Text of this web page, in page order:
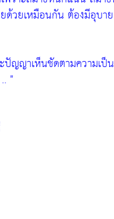
ด้วยเหมือนกัน ต้องมีอุบา
ปัญญาเห็นชัดตามความเป็
"